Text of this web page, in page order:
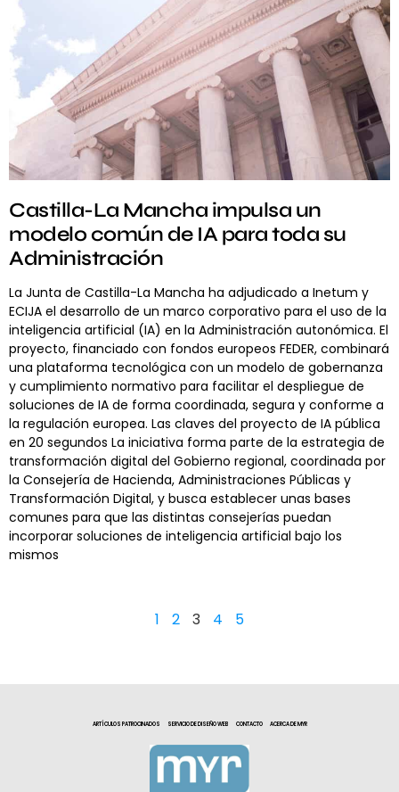
Castilla-La Mancha impulsa un
modelo común de IA para toda su
Administración
La Junta de Castilla-La Mancha ha adjudicado a Inetum y
ECIJA el desarrollo de un marco corporativo para el uso de la
inteligencia artificial (IA) en la Administración autonómica. El
proyecto, financiado con fondos europeos FEDER, combinará
una plataforma tecnológica con un modelo de gobernanza
y cumplimiento normativo para facilitar el despliegue de
soluciones de IA de forma coordinada, segura y conforme a
la regulación europea. Las claves del proyecto de IA pública
en 20 segundos La iniciativa forma parte de la estrategia de
transformación digital del Gobierno regional, coordinada por
la Consejería de Hacienda, Administraciones Públicas y
Transformación Digital, y busca establecer unas bases
comunes para que las distintas consejerías puedan
incorporar soluciones de inteligencia artificial bajo los
mismos
1 2 3 4 5
ARTÍCULOS PATROCINADOS SERVICIO DE DISEÑO WEB CONTACTO ACERCA DE MYR